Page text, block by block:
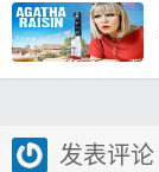
发表评论